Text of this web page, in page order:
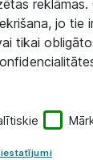
jo tie
tikai